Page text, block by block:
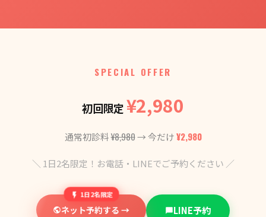
SPECIAL OFFER
初回限定¥2,980
通常初診料¥8,980→ 今だけ¥2,980
＼ 1日2名限定！お電話・LINEでご予約ください ／
1日2名限定
ネット予約する → LINE予約